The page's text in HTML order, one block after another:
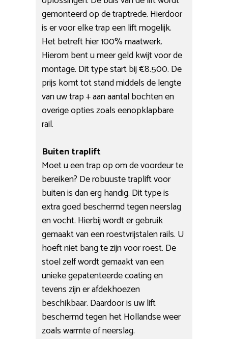
gemonteerd op de traptrede. Hierdoor
is er voor elke trap een lift mogelijk.
Het betreft hier 100% maatwerk.
Hierom bent u meer geld kwijt voor de
montage. Dit type start bij €8.500. De
prijs komt tot stand middels de lengte
van uw trap + aan aantal bochten en
overige opties zoals eenopklapbare
rail.
Buiten traplift
Moet u een trap op om de voordeur te
bereiken? De robuuste traplift voor
buiten is dan erg handig. Dit type is
extra goed beschermd tegen neerslag
en vocht. Hierbij wordt er gebruik
gemaakt van een roestvrijstalen rails. U
hoeft niet bang te zijn voor roest. De
stoel zelf wordt gemaakt van een
unieke gepatenteerde coating en
tevens zijn er afdekhoezen
beschikbaar. Daardoor is uw lift
beschermd tegen het Hollandse weer
zoals warmte of neerslag.